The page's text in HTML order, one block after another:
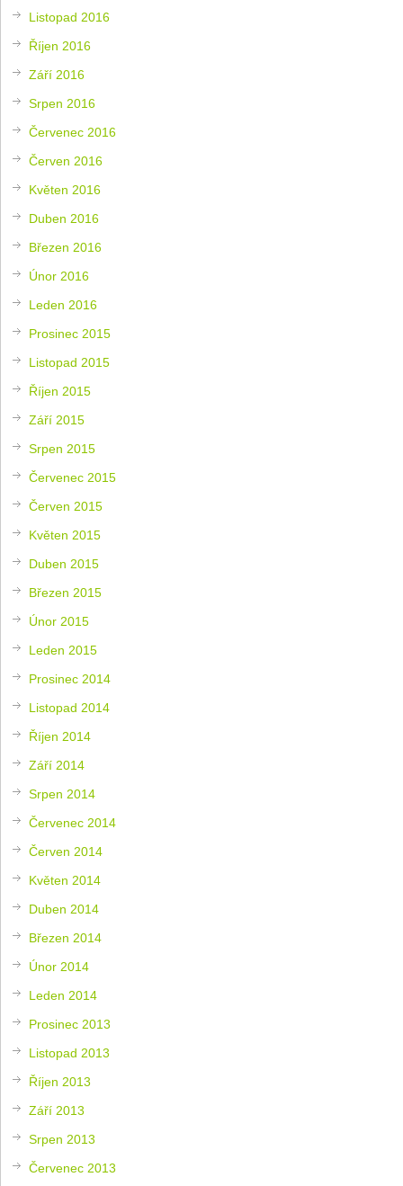
Listopad 2016
Říjen 2016
Září 2016
Srpen 2016
Červenec 2016
Červen 2016
Květen 2016
Duben 2016
Březen 2016
Únor 2016
Leden 2016
Prosinec 2015
Listopad 2015
Říjen 2015
Září 2015
Srpen 2015
Červenec 2015
Červen 2015
Květen 2015
Duben 2015
Březen 2015
Únor 2015
Leden 2015
Prosinec 2014
Listopad 2014
Říjen 2014
Září 2014
Srpen 2014
Červenec 2014
Červen 2014
Květen 2014
Duben 2014
Březen 2014
Únor 2014
Leden 2014
Prosinec 2013
Listopad 2013
Říjen 2013
Září 2013
Srpen 2013
Červenec 2013